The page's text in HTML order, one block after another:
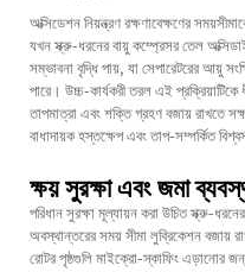
অক্সিডেশন নিয়ন্ত্রণ রক্ষণাবেক্ষণের
যখন স্ক্রু-ধরনের বায়ু কম্প্রেসর তেল
সম্ভাবনা বৃদ্ধি পায়, যা সেপারেটরের আয়ু
পারে। উচ্চ-কার্যকরী তরল এই প্রক্রিয়াটিকে
তাপমাত্রা এবং শক্তি গ্রহণ বজায় রাখতে
বাধাদায়ক হস্তক্ষেপ এবং তাপ-সম্পর্কিত
ক্ষয় সুরক্ষা এবং জমা
পরিধান সুরক্ষা মূল্যায়ন করা উচিত স্ক্রু-
অবস্থান্তরের সময় সীমা লুব্রিকেশন বজায়
রোটর পৃষ্ঠগুলি মাইক্রো-স্কাফিং এড়ানোর